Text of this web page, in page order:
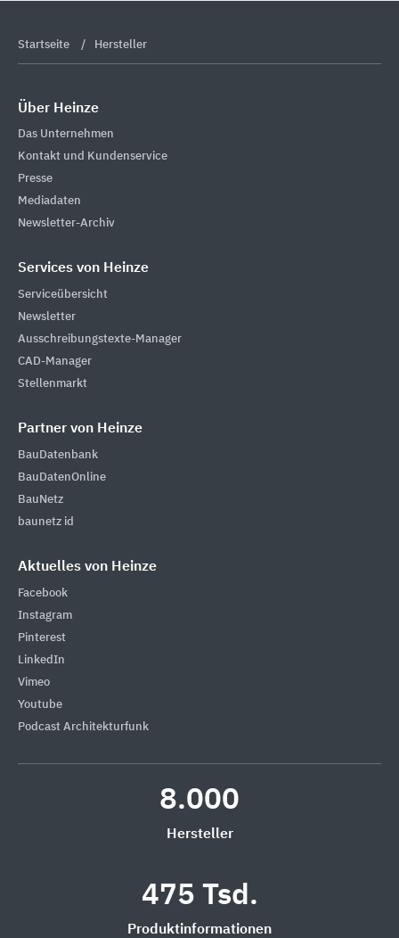
Startseite Hersteller
Über Heinze
Das Unternehmen
Kontakt und Kundenservice
Presse
Mediadaten
Newsletter-Archiv
Services von Heinze
Serviceübersicht
Newsletter
Ausschreibungstexte-Manager
CAD-Manager
Stellenmarkt
Partner von Heinze
BauDatenbank
BauDatenOnline
BauNetz
baunetz id
Aktuelles von Heinze
Facebook
Instagram
Pinterest
LinkedIn
Vimeo
Youtube
Podcast Architekturfunk
8.000
Hersteller
475 Tsd.
Produktinformationen